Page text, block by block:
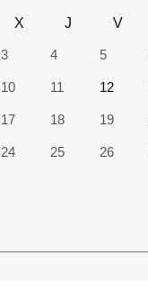
X J V
3 4 5
10 11 12
17 18 19
24 25 26